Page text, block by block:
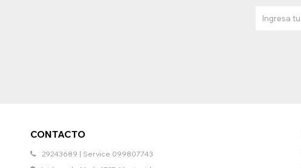
CONTACTO
29243689 | Service 099807743